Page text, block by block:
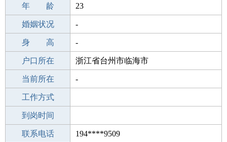
性 别 男
年 龄 23
出生年月 2003-10-19
婚姻状况 -
学 历 中专
身 高 -
毕业学校 中专
户口所在 浙江省台州市临海市
所学专业 -
当前所在 -
工作经验
工作方式
驾 照
到岗时间
期望月薪
联系电话 194****9509